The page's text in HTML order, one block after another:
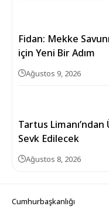
Fidan: Mekke
için Yeni Bir Adım
Ağustos 9, 2026
Tartus
Sevk Edilecek
Ağustos 8, 2026
Cumhurbaşkanlığı